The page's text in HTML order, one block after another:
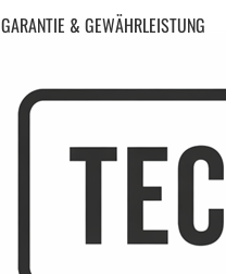
GARANTIE & GEWÄHRLEISTUNG